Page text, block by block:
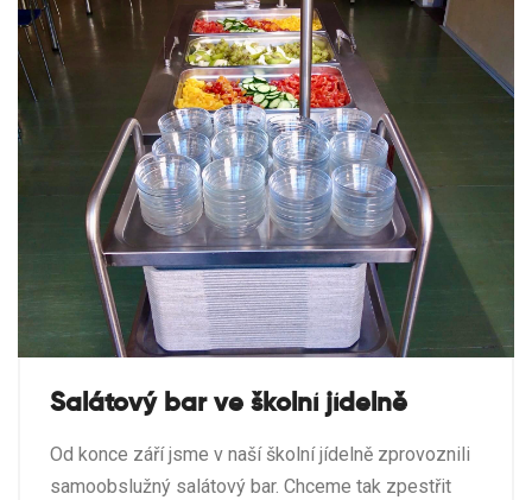
Salátový bar ve školní jídelně
Od konce září jsme v naší školní jídelně zprovoznili
samoobslužný salátový bar. Chceme tak zpestřit